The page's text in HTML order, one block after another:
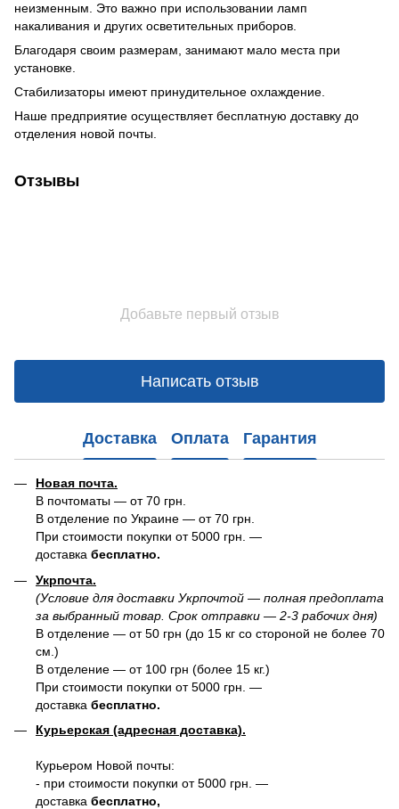
неизменным. Это важно при использовании ламп
накаливания и других осветительных приборов.
Благодаря своим размерам, занимают мало места при
установке.
Стабилизаторы имеют принудительное охлаждение.
Наше предприятие осуществляет бесплатную доставку до
отделения новой почты.
Отзывы
Добавьте первый отзыв
Написать отзыв
Доставка Оплата Гарантия
Новая почта.
В почтоматы — от 70 грн.
В отделение по Украине — от 70 грн.
При стоимости покупки от 5000 грн. —
доставка бесплатно.
Укрпочта.
(Условие для доставки Укрпочтой — полная предоплата
за выбранный товар. Срок отправки — 2-3 рабочих дня)
В отделение — от 50 грн (до 15 кг со стороной не более 70
см.)
В отделение — от 100 грн (более 15 кг.)
При стоимости покупки от 5000 грн. —
доставка бесплатно.
Курьерская (адресная доставка).
Курьером Новой почты:
- при стоимости покупки от 5000 грн. —
доставка бесплатно,